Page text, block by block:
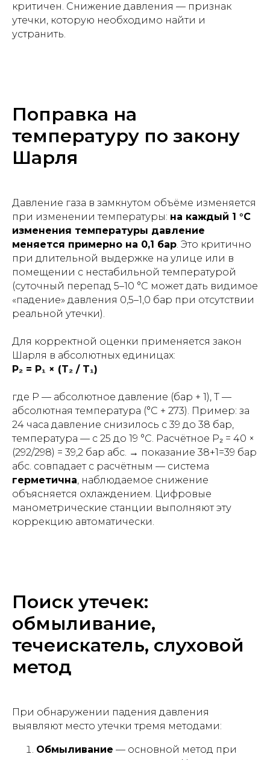
критичен. Снижение давления — признак
утечки, которую необходимо найти и
устранить.
Поправка на
температуру по закону
Шарля
Давление газа в замкнутом объёме изменяется
при изменении температуры: на каждый 1 °C
изменения температуры давление
меняется примерно на 0,1 бар. Это критично
при длительной выдержке на улице или в
помещении с нестабильной температурой
(суточный перепад 5–10 °C может дать видимое
«падение» давления 0,5–1,0 бар при отсутствии
реальной утечки).
Для корректной оценки применяется закон
Шарля в абсолютных единицах:
P₂ = P₁ × (T₂ / T₁)
где P — абсолютное давление (бар + 1), T —
абсолютная температура (°C + 273). Пример: за
24 часа давление снизилось с 39 до 38 бар,
температура — с 25 до 19 °C. Расчётное P₂ = 40 ×
(292/298) = 39,2 бар абс. → показание 38+1=39 бар
абс. совпадает с расчётным — система
герметична, наблюдаемое снижение
объясняется охлаждением. Цифровые
манометрические станции выполняют эту
коррекцию автоматически.
Поиск утечек:
обмыливание,
течеискатель, слуховой
метод
При обнаружении падения давления
выявляют место утечки тремя методами:
Обмыливание — основной метод при